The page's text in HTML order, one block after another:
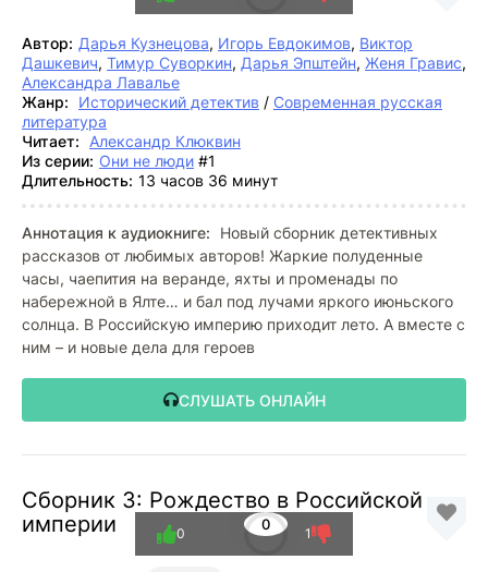
Автор: Дарья Кузнецова, Игорь Евдокимов, Виктор
Дашкевич, Тимур Суворкин, Дарья Эпштейн, Женя Гравис,
Александра Лавалье
Жанр:
Исторический детектив / Современная русская
литература
Читает:
Александр Клюквин
Из серии: Они не люди #1
Длительность: 13 часов 36 минут
Аннотация к аудиокниге:
Новый сборник детективных
рассказов от любимых авторов! Жаркие полуденные
часы, чаепития на веранде, яхты и променады по
набережной в Ялте… и бал под лучами яркого июньского
солнца. В Российскую империю приходит лето. А вместе с
ним – и новые дела для героев
СЛУШАТЬ ОНЛАЙН
Сборник 3: Рождество в Российской
империи
0
0 1